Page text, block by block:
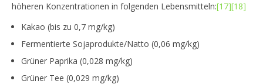
höheren Konzentrationen in folgenden Lebensmitteln:[17][18]
Kakao (bis zu 0,7 mg/kg)
Fermentierte Sojaprodukte/Natto (0,06 mg/kg)
Grüner Paprika (0,028 mg/kg)
Grüner Tee (0,029 mg/kg)